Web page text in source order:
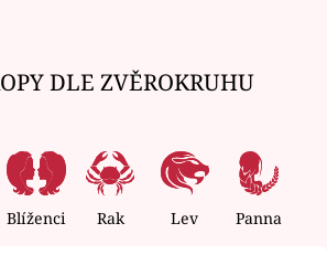
DLE ZVĚROKRUHU
Blíženci Rak Lev Panna